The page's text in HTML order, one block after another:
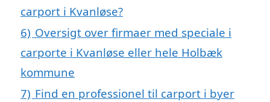
carport i Kvanløse?
6) Oversigt over firmaer med speciale i
carporte i Kvanløse eller hele Holbæk
kommune
7) Find en professionel til carport i byer